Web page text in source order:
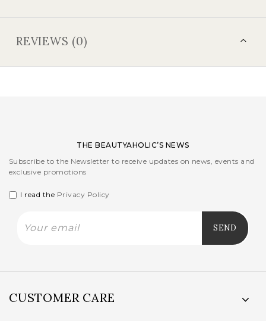
REVIEWS (0)
THE BEAUTYAHOLIC’S NEWS
Subscribe to the Newsletter to receive updates on news, events and
exclusive promotions
I read the Privacy Policy
CUSTOMER CARE